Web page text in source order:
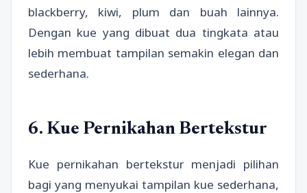
blackberry, kiwi, plum dan buah lainnya.
Dengan kue yang dibuat dua tingkata atau
lebih membuat tampilan semakin elegan dan
sederhana.
6. Kue Pernikahan Bertekstur
Kue pernikahan bertekstur menjadi pilihan
bagi yang menyukai tampilan kue sederhana,